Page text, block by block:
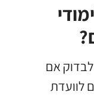
אם
לוועדת